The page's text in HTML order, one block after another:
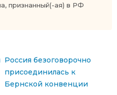
признанный(-ая) в РФ
Россия безоговорочно
присоединилась к
Бернской конвенции